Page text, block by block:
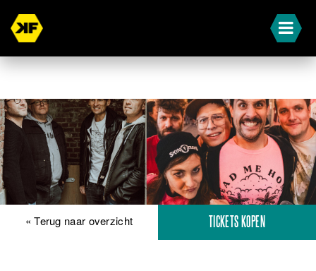
« Terug naar overzicht TICKETS KOPEN